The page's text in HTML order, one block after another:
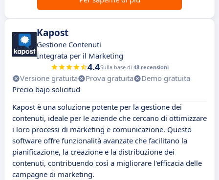
Kapost
Gestione Contenuti
Integrata per il Marketing
4.4Sulla base di 48 recensioni
Versione gratuita Prova gratuita
Demo gratuita
Precio bajo solicitud
Kapost è una soluzione potente per la gestione dei
contenuti, ideale per le aziende che cercano di ottimizzare
i loro processi di marketing e comunicazione. Questo
software offre funzionalità avanzate che facilitano la
pianificazione, la creazione e la distribuzione dei
contenuti, contribuendo così a migliorare l'efficacia delle
campagne di marketing.